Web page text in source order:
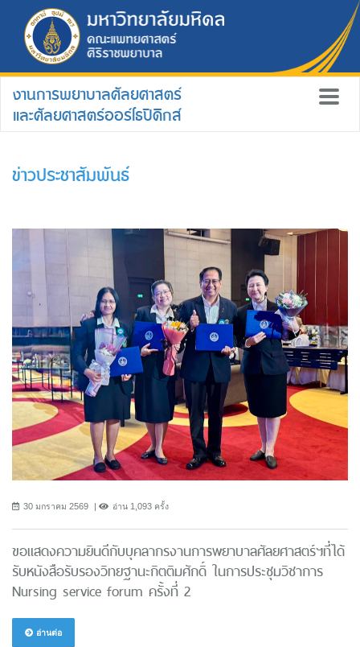
งานการพยาบาลศัลยศาสตร์
และศัลยศาสตร์ออร์โธปิดิกส์
ข่าวประชาสัมพันธ์
30 มกราคม 2569 อ่าน 1,093 ครั้ง
ขอแสดงความยินดีกับบุคลากรงานการพยาบาลศัลยศาสตร์ฯที่ได้
รับหนังสือรับรองวิทยฐานะกิตติมศักดิ์ ในการประชุมวิชาการ
Nursing service forum ครั้งที่ 2
อ่านต่อ